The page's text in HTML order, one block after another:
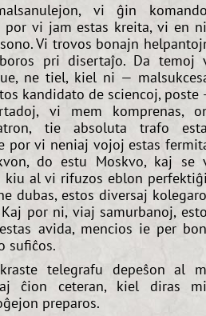
vi ĝin
por vi jam estas kreita, vi en
Vi trovos bonajn
pri disertaĵo. Da temoj
ne tiel, kiel ni —
kandidato de sciencoj, poste
vi mem komprenas,
tie absoluta trafo
por vi neniaj vojoj estas
do estu Moskvo, kaj se
kiu al vi rifuzos eblon
dubas, estos diversaj
por ni, viaj samurbanoj,
avida, mencios ie per
sufiĉos.
telegrafu depeŝon al
ĉion ceteran, kiel diras
preparos.